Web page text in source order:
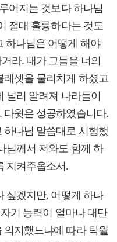
어지는 것보다 하나님
절대 훌륭하다는 것도
하나님은 어떻게 해야
라. 내가 그들을 너의
셋을 물리치게 하셨고
널리 알려져 나라들이
윗은 성공하였습니다.
나님 말씀대로 시행했
님께서 저와도 함께 하
지켜주옵소서.
싶겠지만, 어떻게 하나
기 능력이 얼마나 대단
지했느냐에 따라 탁월